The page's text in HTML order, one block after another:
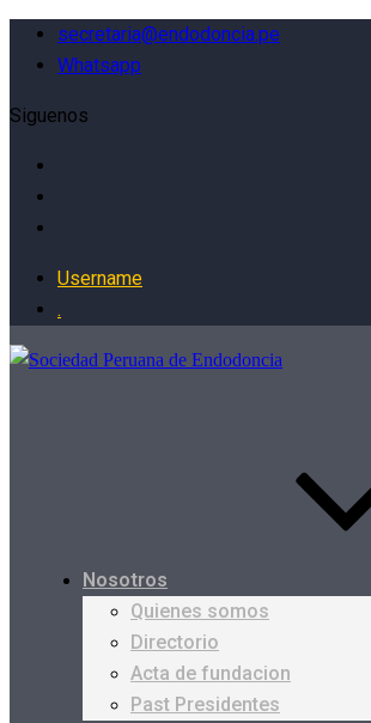
secretaria@endodoncia.pe
Whatsapp
Siguenos
Username
.
Nosotros
Quienes somos
Directorio
Acta de fundacion
Past Presidentes